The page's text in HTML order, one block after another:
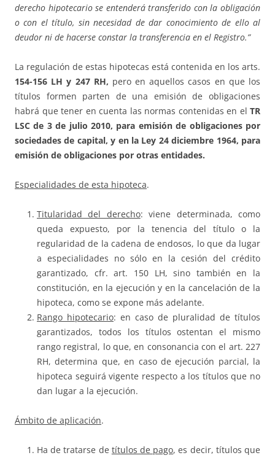
derecho hipotecario se entenderá transferido con la obligación
o con el título, sin necesidad de dar conocimiento de ello al
deudor ni de hacerse constar la transferencia en el Registro.”
La regulación de estas hipotecas está contenida en los arts.
154-156 LH y 247 RH, pero en aquellos casos en que los
títulos formen parten de una emisión de obligaciones
habrá que tener en cuenta las normas contenidas en el TR
LSC de 3 de julio 2010, para emisión de obligaciones por
sociedades de capital, y en la Ley 24 diciembre 1964, para
emisión de obligaciones por otras entidades.
Especialidades de esta hipoteca.
Titularidad del derecho: viene determinada, como
queda expuesto, por la tenencia del título o la
regularidad de la cadena de endosos, lo que da lugar
a especialidades no sólo en la cesión del crédito
garantizado, cfr. art. 150 LH, sino también en la
constitución, en la ejecución y en la cancelación de la
hipoteca, como se expone más adelante.
Rango hipotecario: en caso de pluralidad de títulos
garantizados, todos los títulos ostentan el mismo
rango registral, lo que, en consonancia con el art. 227
RH, determina que, en caso de ejecución parcial, la
hipoteca seguirá vigente respecto a los títulos que no
dan lugar a la ejecución.
Ámbito de aplicación.
Ha de tratarse de títulos de pago, es decir, títulos que